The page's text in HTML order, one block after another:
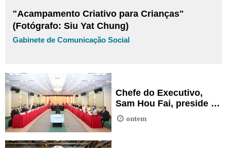
"Acampamento Criativo para Crianças"
(Fotógrafo: Siu Yat Chung)
Gabinete de Comunicação Social
Chefe do Executivo,
Sam Hou Fai, preside a
reunião do grupo de
trabalho para a
ontem